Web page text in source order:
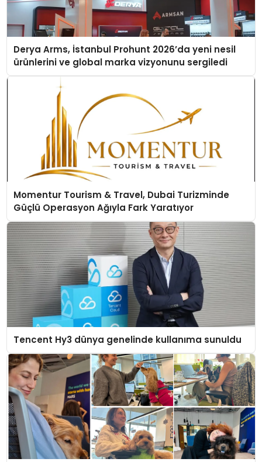
Derya Arms, İstanbul Prohunt 2026’da yeni nesil
ürünlerini ve global marka vizyonunu sergiledi
Momentur Tourism & Travel, Dubai Turizminde
Güçlü Operasyon Ağıyla Fark Yaratıyor
Tencent Hy3 dünya genelinde kullanıma sunuldu